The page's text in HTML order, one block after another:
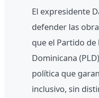
El expresidente
defender las
que el Partido de
Dominicana
política que
inclusivo, sin